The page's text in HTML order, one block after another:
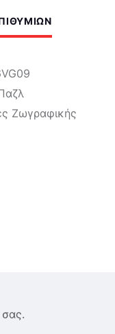
Ζωγραφικής